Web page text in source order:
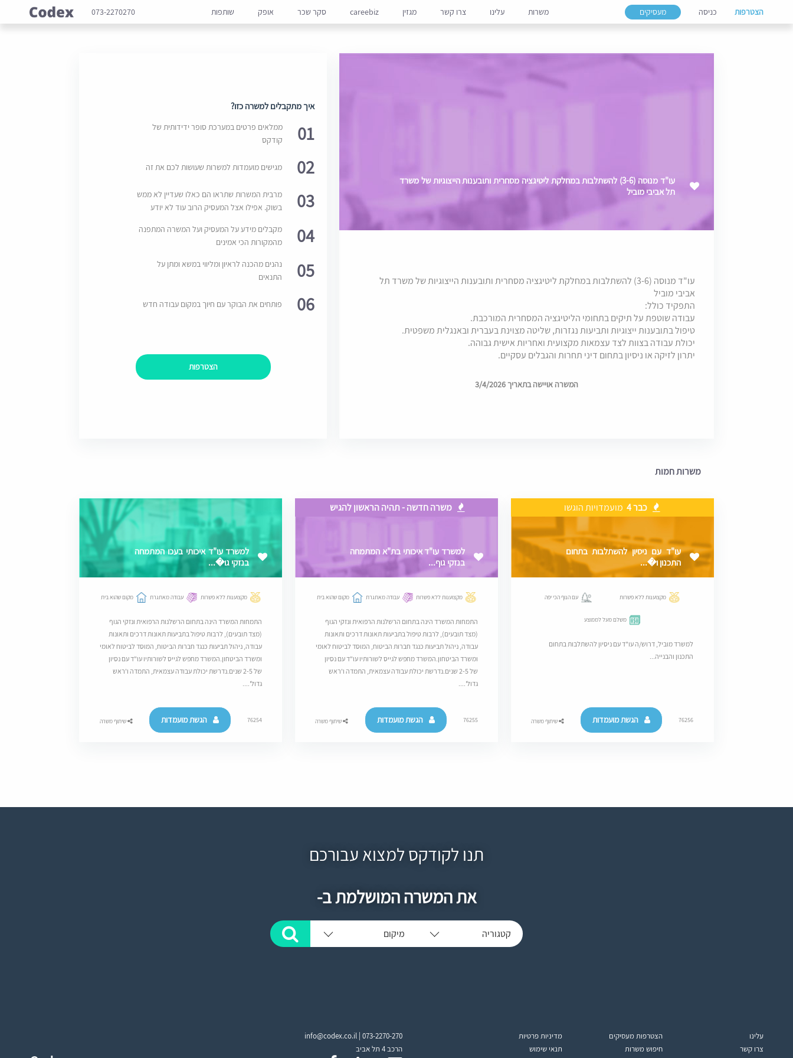
הצטרפות כניסה מעסיקים משרות עלינו צרו קשר מגזין careebiz סקר שכר אופק שותפות 073-2270270
עו"ד מנוסה (3-6) להשתלבות במחלקת ליטיגציה מסחרית ותובענות הייצוגיות של משרד
תל אביבי מוביל
עו"ד מנוסה (3-6) להשתלבות במחלקת ליטיגציה מסחרית ותובענות הייצוגיות של משרד תל
אביבי מוביל
התפקיד כולל:
עבודה שוטפת על תיקים בתחומי הליטיגציה המסחרית המורכבת.
טיפול בתובענות ייצוגיות ותביעות נגזרות, שליטה מצוינת בעברית ובאנגלית משפטית.
יכולת עבודה בצוות לצד עצמאות מקצועית ואחריות אישית גבוהה.
יתרון לזיקה או ניסיון בתחום דיני תחרות והגבלים עסקיים.
המשרה אויישה בתאריך 3/4/2026
איך מתקבלים למשרה כזו?
01
ממלאים פרטים במערכת סופר ידידותית של
קודקס
02 מגישים מועמדות למשרות שעושות לכם את זה
03
מרבית המשרות שתראו הם כאלו שעדיין לא ממש
בשוק. אפילו אצל המעסיק הרוב עוד לא יודע
04
מקבלים מידע על המעסיק ועל המשרה המתפנה
מהמקורות הכי אמינים
05
נהנים מהכנה לראיון ומליווי במשא ומתן על
התנאים
06 פותחים את הבוקר עם חיוך במקום עבודה חדש
הצטרפות
משרות חמות
כבר 4 מועמדויות הוגשו
עו"ד עם ניסיון להשתלבות בתחום
התכנון ו�...
מקצוענות ללא פשרות עם הנוף הכי יפה
משלם מעל לממוצע
למשרד מוביל, דרוש/ה עו"ד עם ניסיון להשתלבות בתחום
התכנון והבנייה...
76256 הגשת מועמדות שיתוף משרה
משרה חדשה - תהיה הראשון להגיש
למשרד עו"ד איכותי בת"א המתמחה
בנזקי גוף...
מקצוענות ללא פשרות עבודה מאתגרת מקום שהוא בית
התמחות המשרד הינה בתחום הרשלנות הרפואית ונזקי הגוף
(מצד תובעים), לרבות טיפול בתביעות תאונות דרכים ותאונות
עבודה, ניהול תביעות כנגד חברות הביטוח, המוסד לביטוח לאומי
ומשרד הביטחון.המשרד מחפש לגייס לשורותיו עו"ד עם נסיון
של 2-5 שנים.נדרשת יכולת עבודה עצמאית, התמדה ו'ראש
גדול'....
76255 הגשת מועמדות שיתוף משרה
למשרד עו"ד איכותי בעכו המתמחה
בנזקי גו�...
מקצוענות ללא פשרות עבודה מאתגרת מקום שהוא בית
התמחות המשרד הינה בתחום הרשלנות הרפואית ונזקי הגוף
(מצד תובעים), לרבות טיפול בתביעות תאונות דרכים ותאונות
עבודה, ניהול תביעות כנגד חברות הביטוח, המוסד לביטוח לאומי
ומשרד הביטחון.המשרד מחפש לגייס לשורותיו עו"ד עם נסיון
של 2-5 שנים.נדרשת יכולת עבודה עצמאית, התמדה ו'ראש
גדול'....
76254 הגשת מועמדות שיתוף משרה
תנו לקודקס למצוא עבורכם
את המשרה המושלמת ב-
קטגוריה מיקום
עלינו
צרו קשר
הצטרפות מעסיקים
חיפוש משרות
מדיניות פרטיות
תנאי שימוש
info@codex.co.il | 073-2270-270
הרכב 4 תל אביב